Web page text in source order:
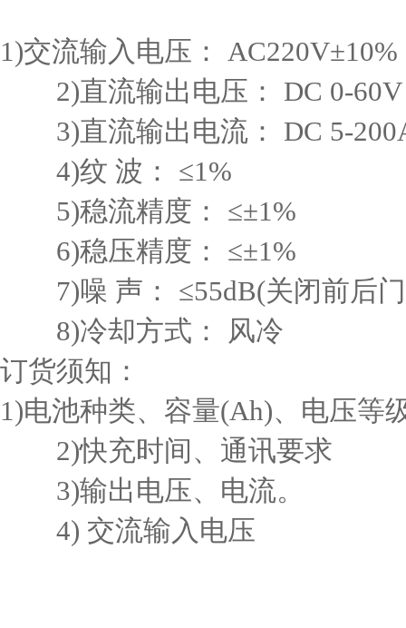
1)交流输入电压：
2)直流输出电压： DC 0-60V
3)直流输出电流： DC 5-
4)纹 波： ≤1%
5)稳流精度： ≤±1%
6)稳压精度： ≤±1%
7)噪 声： ≤55dB(关闭前后
8)冷却方式： 风冷
订货须知：
1)电池种类、容量(Ah)、电压等
2)快充时间、通讯要求
3)输出电压、电流。
4) 交流输入电压